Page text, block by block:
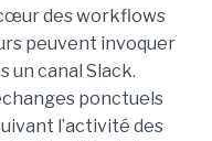
des workflows
peuvent invoquer
un canal Slack.
ponctuels
l’activité des